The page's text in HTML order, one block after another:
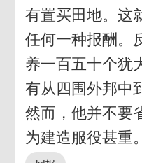
有置买田地。这
任何一种报酬。
养一百五十个犹
有从四围外邦中
然而，他并不要
为建造服役甚重